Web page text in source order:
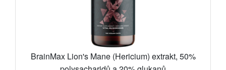
BrainMax Lion's Mane (Hericium) extrakt, 50%